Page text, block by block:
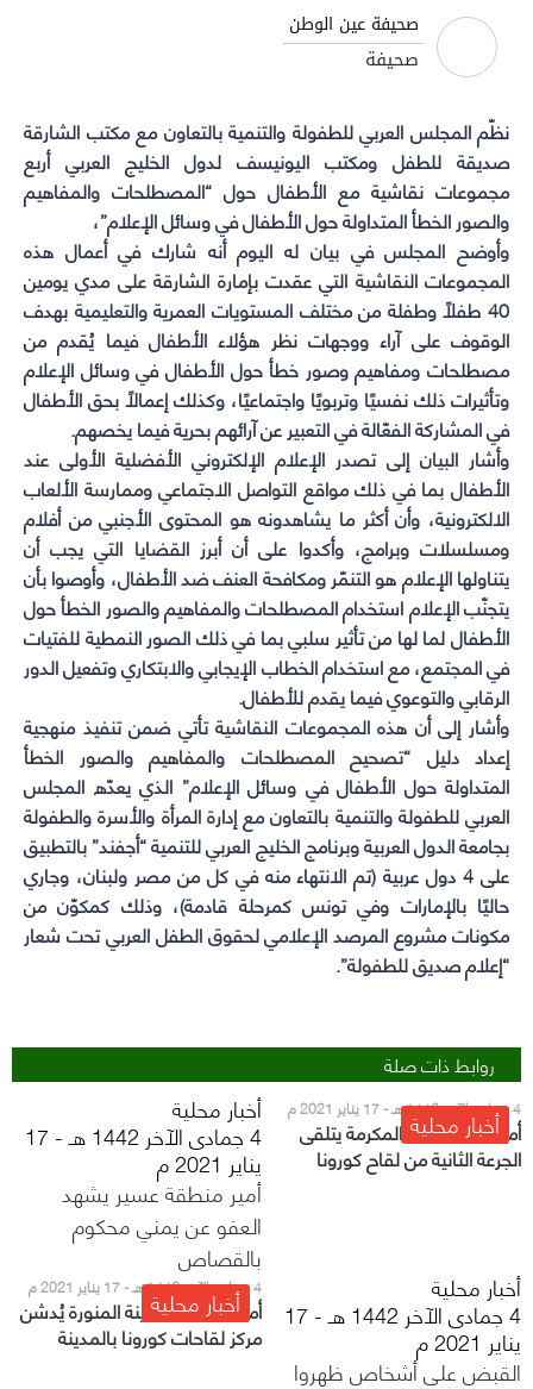
صحيفة عين الوطن
صحيفة
نظّم المجلس العربي للطفولة والتنمية بالتعاون مع مكتب الشارقة
صديقة للطفل ومكتب اليونيسف لدول الخليج العربي أربع
مجموعات نقاشية مع الأطفال حول “المصطلحات والمفاهيم
والصور الخطأ المتداولة حول الأطفال في وسائل الإعلام”،
وأوضح المجلس في بيان له اليوم أنه شارك في أعمال هذه
المجموعات النقاشية التي عقدت بإمارة الشارقة على مدي يومين
40 طفلًا وطفلة من مختلف المستويات العمرية والتعليمية بهدف
الوقوف على آراء ووجهات نظر هؤلاء الأطفال فيما يُقدم من
مصطلحات ومفاهيم وصور خطأ حول الأطفال في وسائل الإعلام
وتأثيرات ذلك نفسيًا وتربويًا واجتماعيًا، وكذلك إعمالاً بحق الأطفال
في المشاركة الفعّالة في التعبير عن آرائهم بحرية فيما يخصهم.
وأشار البيان إلى تصدر الإعلام الإلكتروني الأفضلية الأولى عند
الأطفال بما في ذلك مواقع التواصل الاجتماعي وممارسة الألعاب
الالكترونية، وأن أكثر ما يشاهدونه هو المحتوى الأجنبي من أفلام
ومسلسلات وبرامج، وأكدوا على أن أبرز القضايا التي يجب أن
يتناولها الإعلام هو التنمّر ومكافحة العنف ضد الأطفال، وأوصوا بأن
يتجنّب الإعلام استخدام المصطلحات والمفاهيم والصور الخطأ حول
الأطفال لما لها من تأثير سلبي بما في ذلك الصور النمطية للفتيات
في المجتمع، مع استخدام الخطاب الإيجابي والابتكاري وتفعيل الدور
الرقابي والتوعوي فيما يقدم للأطفال.
وأشار إلى أن هذه المجموعات النقاشية تأتي ضمن تنفيذ منهجية
إعداد دليل “تصحيح المصطلحات والمفاهيم والصور الخطأ
المتداولة حول الأطفال في وسائل الإعلام” الذي يعدّه المجلس
العربي للطفولة والتنمية بالتعاون مع إدارة المرأة والأسرة والطفولة
بجامعة الدول العربية وبرنامج الخليج العربي للتنمية “أجفند” بالتطبيق
على 4 دول عربية (تم الانتهاء منه في كل من مصر ولبنان، وجاري
حاليًا بالإمارات وفي تونس كمرحلة قادمة)، وذلك كمكوّن من
مكونات مشروع المرصد الإعلامي لحقوق الطفل العربي تحت شعار
“إعلام صديق للطفولة”.
(Opens
in
new
window)
(Opens
in
new
window)
(Opens
in
new
window)
(Opens
in
new
window)
روابط ذات صلة
أخبار محلية 4 جمادى الآخر 1442 هـ - 17 يناير 2021 م
أمير منطقة مكة المكرمة يتلقى
الجرعة الثانية من لقاح كورونا
أخبار محلية
4 جمادى الآخر 1442 هـ - 17
يناير 2021 م
أمير منطقة عسير يشهد
العفو عن يمني محكوم
بالقصاص
أخبار محلية
4 جمادى الآخر 1442 هـ - 17
يناير 2021 م
القبض على أشخاص ظهروا
أخبار محلية 4 جمادى الآخر 1442 هـ - 17 يناير 2021 م
أمير منطقة المدينة المنورة يُدشن
مركز لقاحات كورونا بالمدينة